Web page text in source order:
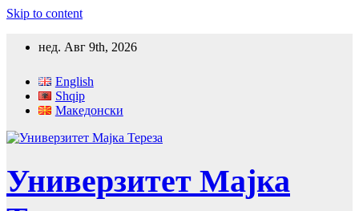
Skip to content
нед. Авг 9th, 2026
English
Shqip
Македонски
Универзитет Мајка